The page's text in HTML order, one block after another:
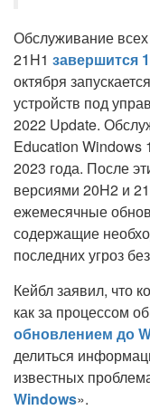
Обслуживание
21H1 завершится
октября
устройств под
2022 Update.
Education Windows
2023 года. После
версиями 20H2 и
ежемесячные
содержащие
последних угроз
Кейбл заявил, что
как за процессом
обновлением до
делиться
известных
Windows».